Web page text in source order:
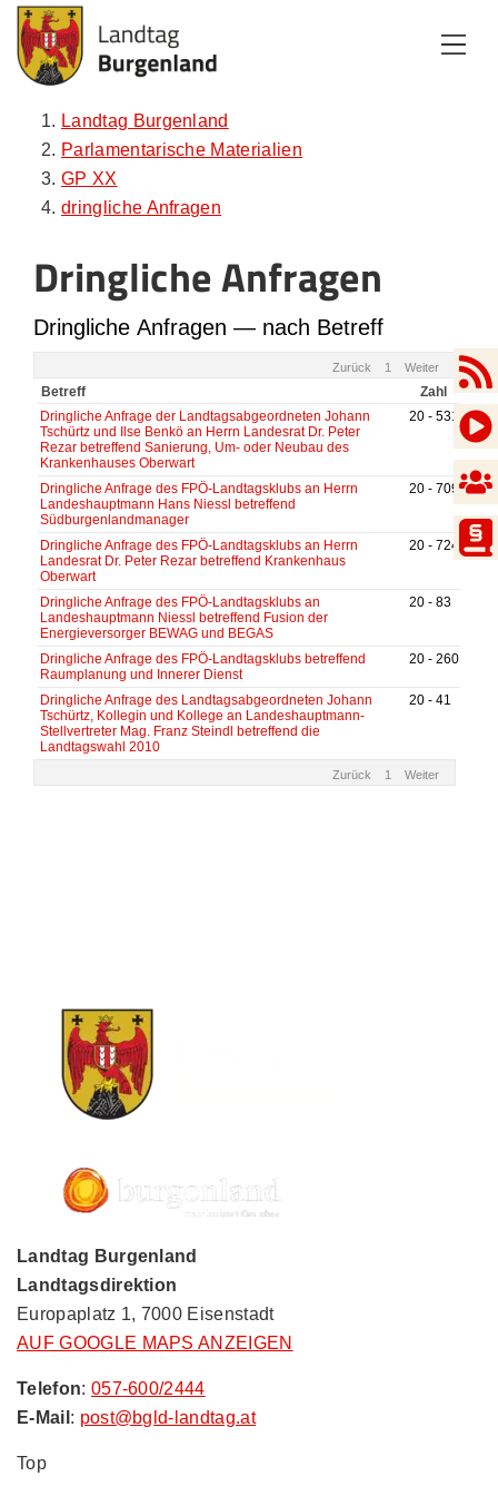
Zum Inhalt
Zum Menü
Zur Suche
Landtag Burgenland
Parlamentarische Materialien
GP XX
dringliche Anfragen
Dringliche Anfragen
Landtag Burgenland
Landtagsdirektion
Europaplatz 1, 7000 Eisenstadt
AUF GOOGLE MAPS ANZEIGEN
Telefon: 057-600/2444
E-Mail : post@bgld-landtag.at
Top